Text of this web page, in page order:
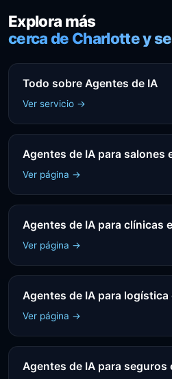
Explora más
cerca de Charlotte y
Todo sobre Agentes de IA
Ver servicio →
Agentes de IA para salones
Ver página →
Agentes de IA para clínicas
Ver página →
Agentes de IA para
Ver página →
Agentes de IA para seguros